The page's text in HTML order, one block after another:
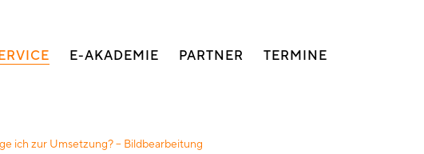
E-AKADEMIE PARTNER TERMINE
ich zur Umsetzung? – Bildbearbeitung